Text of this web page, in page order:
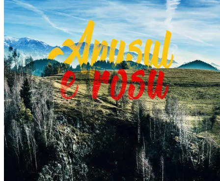
Pagina externă
Pagina externă
Pagina externă
NANimeni Altu’
Pagina externă
Pagina externă Pagina externă
Pagina
externă
Pagina externă